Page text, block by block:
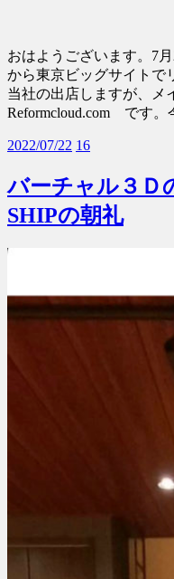
おはようございます。7
から東京ビッグサイトで
当社の出店しますが、
Reformcloud.com です
2022/07/22 16
バーチャル３
SHIPの朝礼